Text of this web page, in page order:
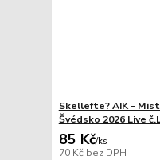
Skellefte? AIK -
Švédsko 2026 Live
85 Kč/ks
70 Kč bez DPH